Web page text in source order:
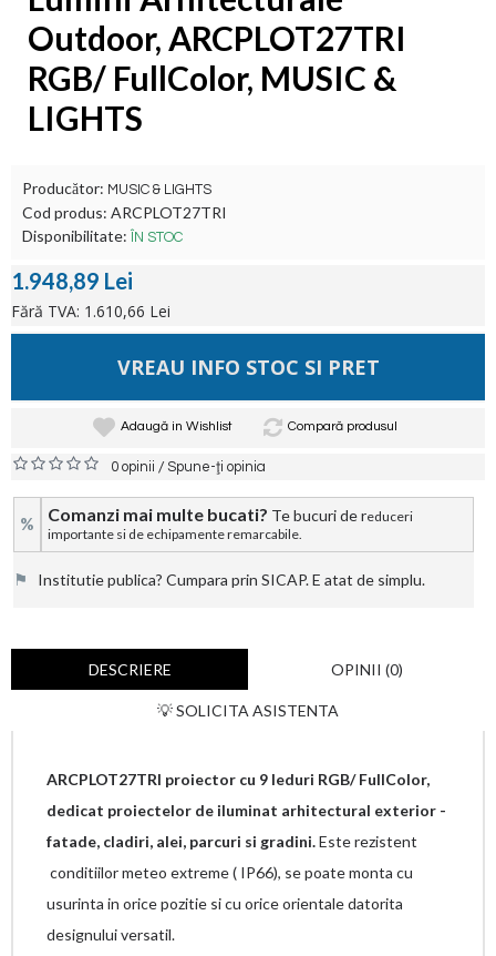
Outdoor, ARCPLOT27TRI
RGB/ FullColor, MUSIC &
LIGHTS
Producător: MUSIC & LIGHTS
Cod produs: ARCPLOT27TRI
Disponibilitate:
ÎN STOC
1.948,89 Lei
Fără TVA: 1.610,66 Lei
VREAU INFO STOC SI PRET
Adaugă in Wishlist Compară produsul
0 opinii /Spune-ţi opinia
% Comanzi mai multe bucati? Te bucuri de reduceri
importante si de echipamente remarcabile.
⚑ Institutie publica? Cumpara prin SICAP. E atat de simplu.
DESCRIERE OPINII (0)
💡 SOLICITA ASISTENTA
ARCPLOT27TRI proiector cu 9 leduri RGB/ FullColor,
dedicat proiectelor de iluminat arhitectural exterior -
fatade, cladiri, alei, parcuri si gradini.Este rezistent
conditiilor meteo extreme ( IP66), se poate monta cu
usurinta in orice pozitie si cu orice orientale datorita
designului versatil.